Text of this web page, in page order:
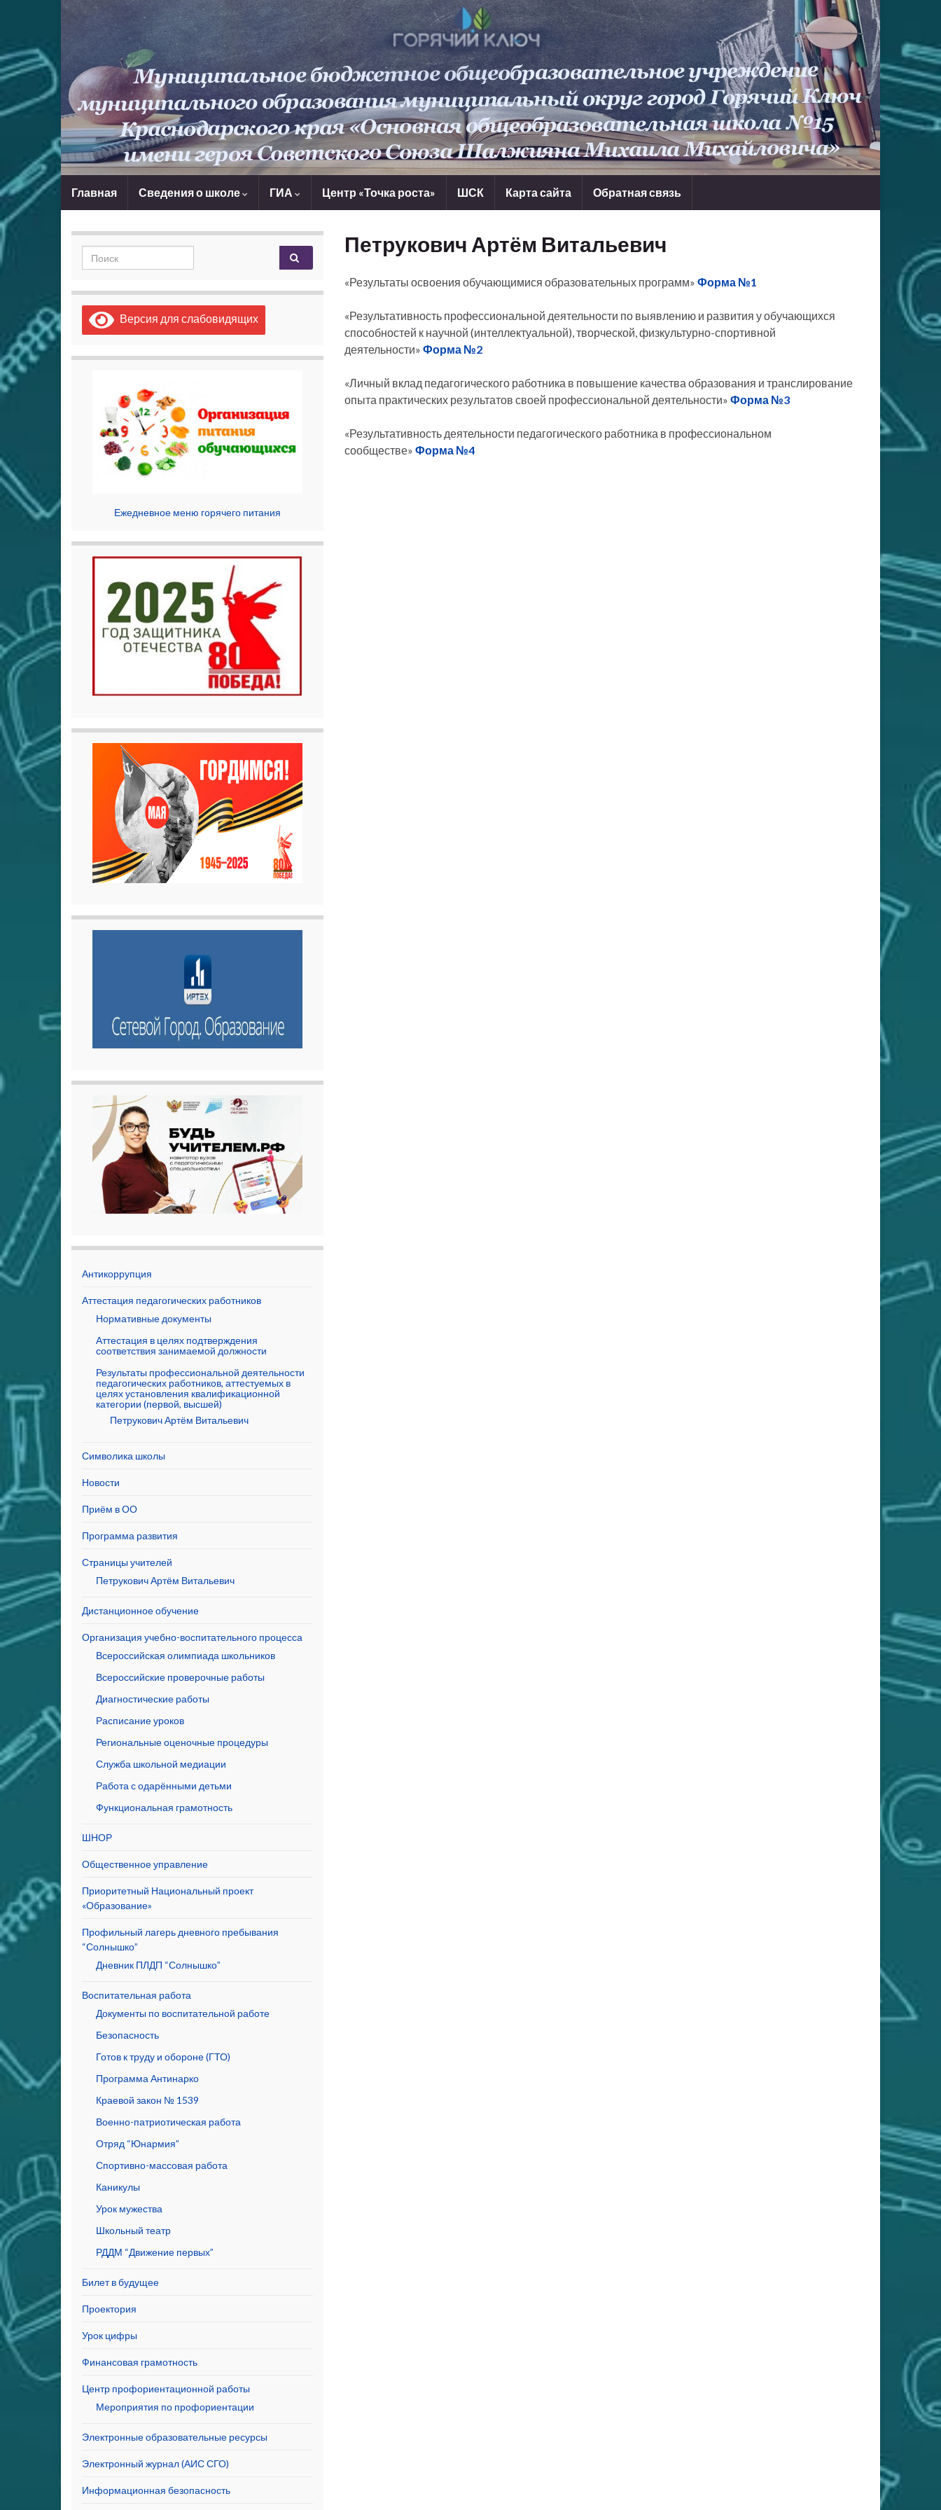
Главная Сведения о школе ГИА Центр «Точка роста» ШСК Карта сайта Обратная связь
Петрукович Артём Витальевич
«Результаты освоения обучающимися образовательных программ» Форма №1
«Результативность профессиональной деятельности по выявлению и развития у обучающихся
способностей к научной (интеллектуальной), творческой, физкультурно-спортивной
деятельности» Форма №2
«Личный вклад педагогического работника в повышение качества образования и транслирование
опыта практических результатов своей профессиональной деятельности» Форма №3
«Результативность деятельности педагогического работника в профессиональном
сообществе» Форма №4
Search for:
Версия для слабовидящих
Ежедневное меню горячего питания
Антикоррупция
Аттестация педагогических работников
Нормативные документы
Аттестация в целях подтверждения
соответствия занимаемой должности
Результаты профессиональной деятельности
педагогических работников, аттестуемых в
целях установления квалификационной
категории (первой, высшей)
Петрукович Артём Витальевич
Символика школы
Новости
Приём в ОО
Программа развития
Страницы учителей
Петрукович Артём Витальевич
Дистанционное обучение
Организация учебно-воспитательного процесса
Всероссийская олимпиада школьников
Всероссийские проверочные работы
Диагностические работы
Расписание уроков
Региональные оценочные процедуры
Служба школьной медиации
Работа с одарёнными детьми
Функциональная грамотность
ШНОР
Общественное управление
Приоритетный Национальный проект
«Образование»
Профильный лагерь дневного пребывания
“Солнышко”
Дневник ПЛДП “Солнышко”
Воспитательная работа
Документы по воспитательной работе
Безопасность
Готов к труду и обороне (ГТО)
Программа Антинарко
Краевой закон № 1539
Военно-патриотическая работа
Отряд “Юнармия”
Спортивно-массовая работа
Каникулы
Урок мужества
Школьный театр
РДДМ “Движение первых”
Билет в будущее
Проектория
Урок цифры
Финансовая грамотность
Центр профориентационной работы
Мероприятия по профориентации
Электронные образовательные ресурсы
Электронный журнал (АИС СГО)
Информационная безопасность